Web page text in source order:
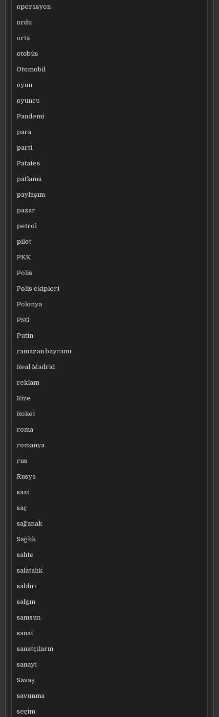
operasyon
ordu
orta
otobüs
Otomobil
oyun
oyuncu
Pandemi
para
parti
Patates
patlama
paylaşım
pazar
petrol
pilot
PKK
Polis
Polis ekipleri
Polonya
PSG
Putin
ramazan bayramı
Real Madrid
reklam
Rize
Roket
roma
romanya
rus
Rusya
saat
saç
sağanak
Sağlık
sahte
salatalık
saldırı
salgın
samsun
sanat
sanatçıların
sanayi
Savaş
savunma
seçim